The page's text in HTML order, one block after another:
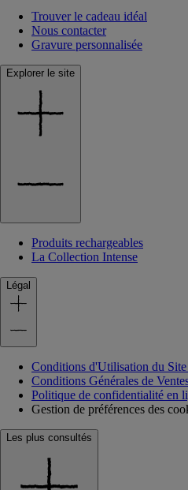
Trouver le cadeau idéal
Nous contacter
Gravure personnalisée
Explorer le site
Produits rechargeables
La Collection Intense
Légal
Conditions d'Utilisation du
Conditions Générales de
Politique de confidentialité en
Gestion de préférences des
Les plus consultés